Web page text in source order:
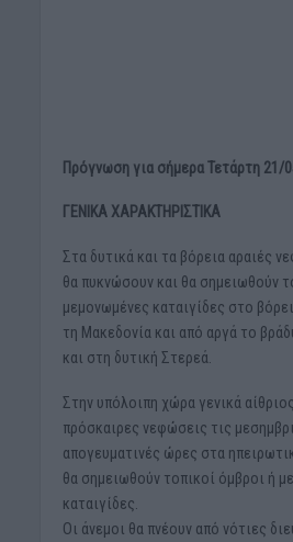
Πρόγνωση για σήμερα Τετάρτη 21/
ΓΕΝΙΚΑ ΧΑΡΑΚΤΗΡΙΣΤΙΚΑ
Στα δυτικά και τα βόρεια αραιές
θα πυκνώσουν και θα σημειωθούν
μεμονωμένες καταιγίδες στο
τη Μακεδονία και από αργά το
και στη δυτική Στερεά.
Στην υπόλοιπη χώρα γενικά
πρόσκαιρες νεφώσεις τις
απογευματινές ώρες στα
θα σημειωθούν τοπικοί όμβροι ή
καταιγίδες.
Οι άνεμοι θα πνέουν από νότιες